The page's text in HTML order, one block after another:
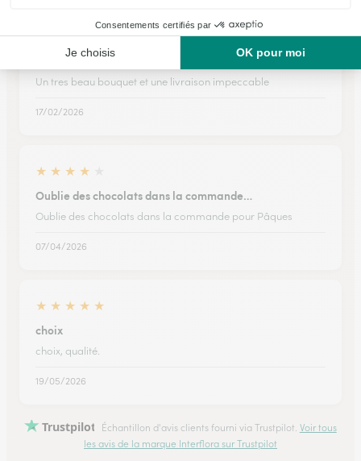
★ ★ ★ ★ ★
Tres beau bouquet
Un tres beau bouquet et une livraison impeccable
17/02/2026
★ ★ ★ ★
Oublie des chocolats dans la commande…
Oublie des chocolats dans la commande pour Pâques
07/04/2026
★ ★ ★ ★ ★
choix
choix, qualité.
19/05/2026
Trustpilot Échantillon d'avis clients fourni via Trustpilot. Voir tous
les avis de la marque Interflora sur Trustpilot